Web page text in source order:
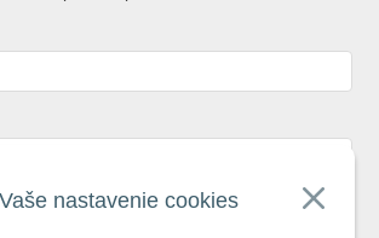
Vaše nastavenie cookies
so